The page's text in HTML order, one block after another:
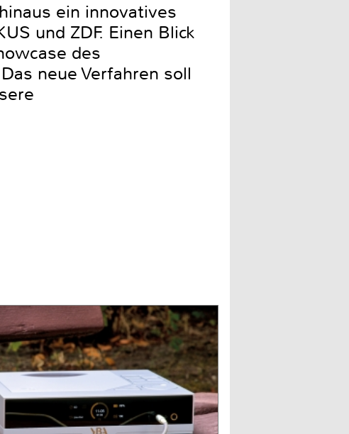
ein innovatives
und ZDF. Einen Blick
des
neue Verfahren soll